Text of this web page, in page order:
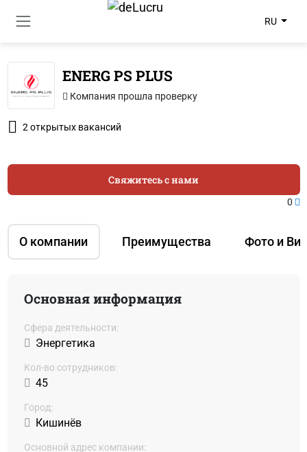
RU
ENERG PS PLUS
Компания прошла проверку
2 открытых вакансий
О компании Преимущества Фото и
Свяжитесь с нами
0
Основная информация
Сфера деятельности:
Энергетика
Кол-во сотрудников:
45
Город:
Кишинёв
Основной адрес компании: